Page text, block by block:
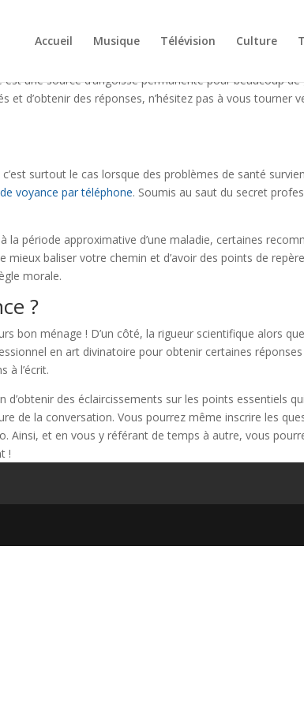
Accueil Musique Télévision Culture
une source d’angoisse permanente pour beaucoup
et d’obtenir des réponses, n’hésitez pas à vous
surtout le cas lorsque des problèmes de santé
voyance par téléphone. Soumis au saut du secret
la période approximative d’une maladie, certaines
mieux baliser votre chemin et d’avoir des points de
morale.
?
bon ménage ! D’un côté, la rigueur scientifique alors
en art divinatoire pour obtenir certaines
à l’écrit.
des éclaircissements sur les points essentiels
de la conversation. Vous pourrez même inscrire les
et en vous y référant de temps à autre, vous
!